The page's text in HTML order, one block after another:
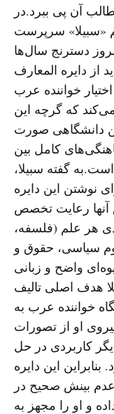
آن پی ببرد.در
«سبیلا» سرپرست
دسترنج سال‌ها
دایره المعارف
خواننده عرب
که گرچه این
دانشگاهی صورت
کامل بین
گفته سبیلا،
نوشتن این دایره
آنها رعایت تخصص
هر علم (فلسفه،
سیاسی، حقوق و
واضح و زبانی
هدف اصلی تالیف
خواننده عرب به
او از تصورات
کاربردی در حل
این دایره
عدم بینش صحیح در
و او را مجهز به